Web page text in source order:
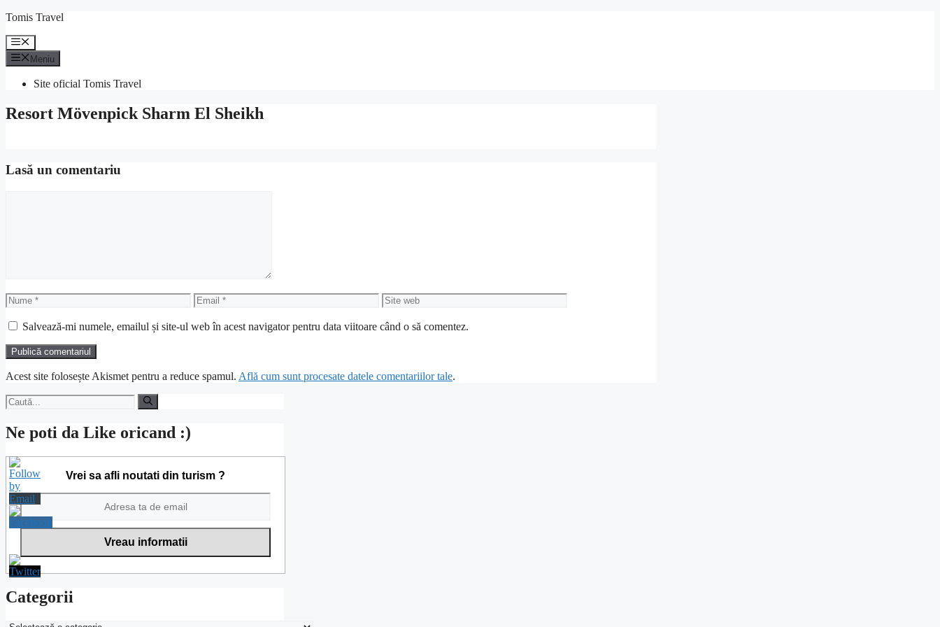
Sari
conținut
Tomis Travel
Meniu
Meniu
Site oficial Tomis Travel
Resort Mövenpick Sharm El Sheikh
Lasă un comentariu
Nume Email
Site
web
Salvează-mi numele, emailul și site-ul web în acest navigator pentru data viitoare când o să comentez.
Acest site folosește Akismet pentru a reduce spamul. Află cum sunt procesate datele comentariilor tale.
Caută
după:
Ne poti da Like oricand :)
Vrei sa afli noutati din turism ?
Categorii